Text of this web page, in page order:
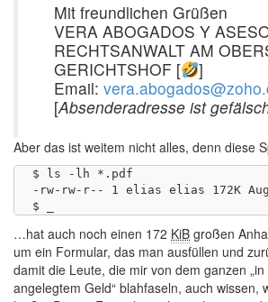
Mit freundlichen Grüßen
VERA ABOGADOS Y
RECHTSANWALT AM
GERICHTSHOF [
]
Email:
[Absenderadresse ist
Aber das ist weitem nicht alles, denn diese
$ ls -lh *.pdf
-rw-rw-r-- 1 elias elias 172K Aug
…hat auch noch einen 172 KiB großen
um ein Formular, das man ausfüllen und
damit die Leute, die mir von dem ganzen
angelegtem Geld“ blahfaseln, auch wissen,